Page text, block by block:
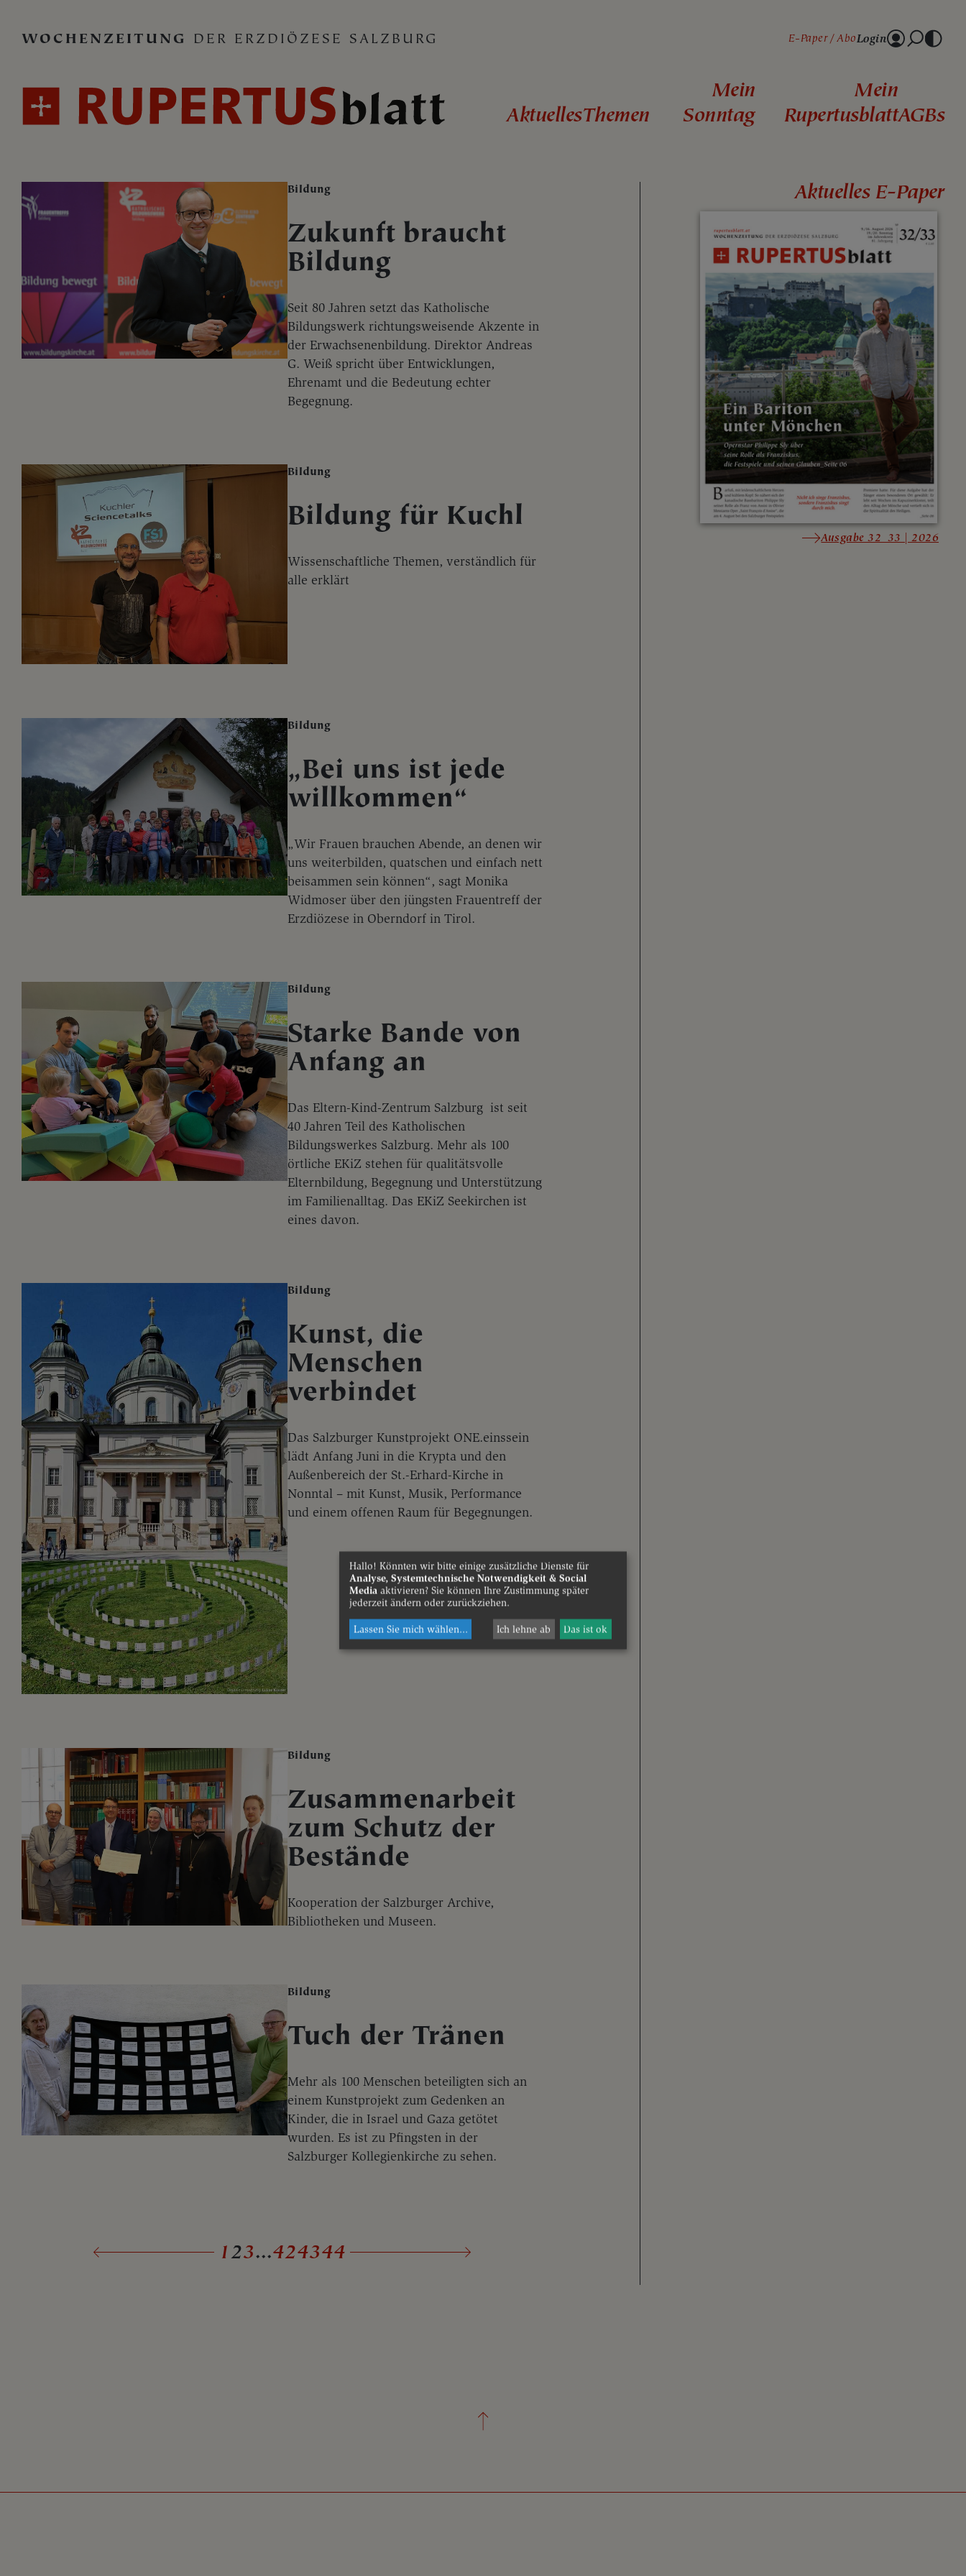
WOCHENZEITUNG DER ERZDIÖZESE SALZBURG E-Paper AboLogin
AktuellesThemen
Mein
Sonntag
Mein
RupertusblattAGBs
Bildung
Zukunft braucht
Bildung
Seit 80 Jahren setzt das Katholische
Bildungswerk richtungsweisende Akzente in
der Erwachsenenbildung. Direktor Andreas
G. Weiß spricht über Entwicklungen,
Ehrenamt und die Bedeutung echter
Begegnung.
Bildung
Bildung für Kuchl
Wissenschaftliche Themen, verständlich für
alle erklärt
Bildung
„Bei uns ist jede
willkommen“
„Wir Frauen brauchen Abende, an denen wir
uns weiterbilden, quatschen und einfach nett
beisammen sein können“, sagt Monika
Widmoser über den jüngsten Frauentreff der
Erzdiözese in Oberndorf in Tirol.
Bildung
Starke Bande von
Anfang an
Das Eltern-Kind-Zentrum Salzburg ist seit
40 Jahren Teil des Katholischen
Bildungswerkes Salzburg. Mehr als 100
örtliche EKiZ stehen für qualitätsvolle
Elternbildung, Begegnung und Unterstützung
im Familienalltag. Das EKiZ Seekirchen ist
eines davon.
Bildung
Kunst, die
Menschen
verbindet
Das Salzburger Kunstprojekt ONE.einssein
lädt Anfang Juni in die Krypta und den
Außenbereich der St.-Erhard-Kirche in
Nonntal – mit Kunst, Musik, Performance
und einem offenen Raum für Begegnungen.
Bildung
Zusammenarbeit
zum Schutz der
Bestände
Kooperation der Salzburger Archive,
Bibliotheken und Museen.
Bildung
Tuch der Tränen
Mehr als 100 Menschen beteiligten sich an
einem Kunstprojekt zum Gedenken an
Kinder, die in Israel und Gaza getötet
wurden. Es ist zu Pfingsten in der
Salzburger Kollegienkirche zu sehen.
123...424344
Aktuelles E-Paper
Ausgabe 32_33 | 2026
Hallo! Könnten wir bitte einige zusätzliche Dienste für
Analyse, Systemtechnische Notwendigkeit & Social
Media aktivieren? Sie können Ihre Zustimmung später
jederzeit ändern oder zurückziehen.
Lassen Sie mich wählen... Ich lehne ab Das ist ok